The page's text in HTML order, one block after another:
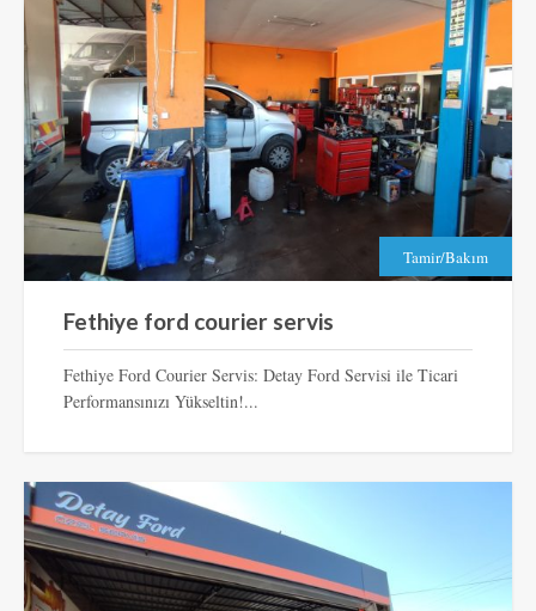
Tamir/Bakım
Fethiye ford courier servis
Fethiye Ford Courier Servis: Detay Ford Servisi ile Ticari
Performansınızı Yükseltin!...